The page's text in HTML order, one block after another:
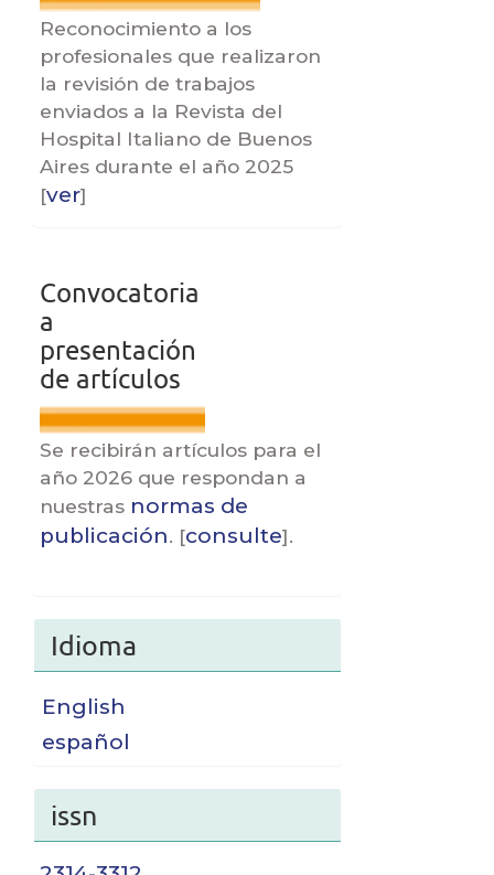
B
a
r
r
a
l
a
r
a
l
Reconocimiento a los
profesionales que realizaron
la revisión de trabajos
enviados a la Revista del
Hospital Italiano de Buenos
Aires durante el año 2025
[ver]
convocatorias
Convocatoria
a
presentación
de artículos
Se recibirán artículos para el
año 2026 que respondan a
nuestras normas de
publicación. [consulte].
Idioma
English
español
issn